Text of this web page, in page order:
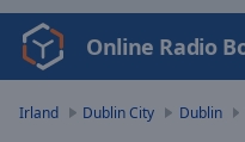
Video
Player
Online Radio
Irland Dublin City Dublin